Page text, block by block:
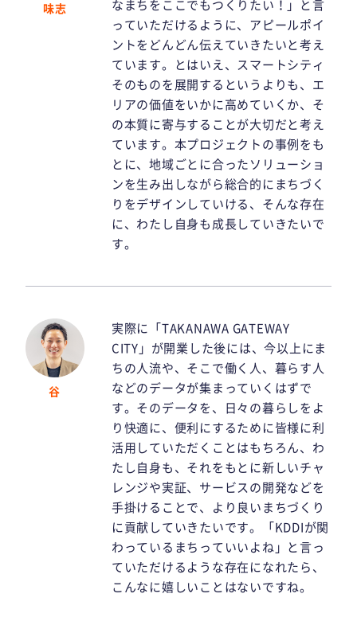
味志
なまちをここでもつくりたい！」と言
っていただけるように、アピールポイ
ントをどんどん伝えていきたいと考え
ています。とはいえ、スマートシティ
そのものを展開するというよりも、エ
リアの価値をいかに高めていくか、そ
の本質に寄与することが大切だと考え
ています。本プロジェクトの事例をも
とに、地域ごとに合ったソリューショ
ンを生み出しながら総合的にまちづく
りをデザインしていける、そんな存在
に、わたし自身も成長していきたいで
す。
谷
実際に「TAKANAWA GATEWAY
CITY」が開業した後には、今以上にま
ちの人流や、そこで働く人、暮らす人
などのデータが集まっていくはずで
す。そのデータを、日々の暮らしをよ
り快適に、便利にするために皆様に利
活用していただくことはもちろん、わ
たし自身も、それをもとに新しいチャ
レンジや実証、サービスの開発などを
手掛けることで、より良いまちづくり
に貢献していきたいです。「KDDIが関
わっているまちっていいよね」と言っ
ていただけるような存在になれたら、
こんなに嬉しいことはないですね。